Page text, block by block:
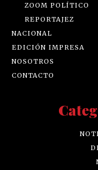
ZOOM POLÍTICO
REPORTAJEZ
NACIONAL
EDICIÓN IMPRESA
NOSOTROS
CONTACTO